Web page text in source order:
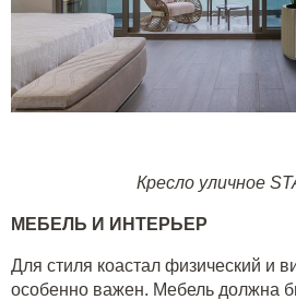
Кресло уличное
МЕБЕЛЬ И ИНТЕРЬЕР
Для стиля коастал физический и
особенно важен. Мебель должна